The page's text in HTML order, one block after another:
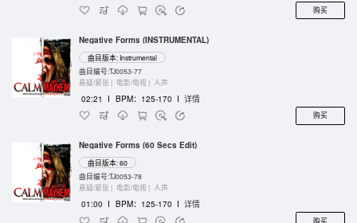
购买
Negative Forms (INSTRUMENTAL)
曲目版本: Instrumental
曲目编号:TJ0053-77
悬疑/紧张 | 电影/电视 | 人声
02:21 I BPM：125-170 I 详情
购买
Negative Forms (60 Secs Edit)
曲目版本: 60
曲目编号:TJ0053-78
悬疑/紧张 | 电影/电视 | 人声
01:00 I BPM：125-170 I 详情
购买